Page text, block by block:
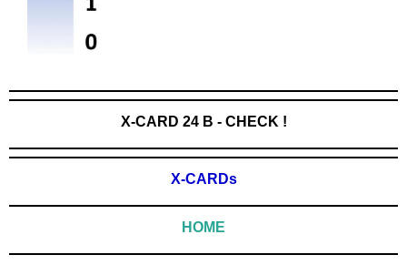
X-CARD 24 B - CHECK !
X-CARDs
HOME